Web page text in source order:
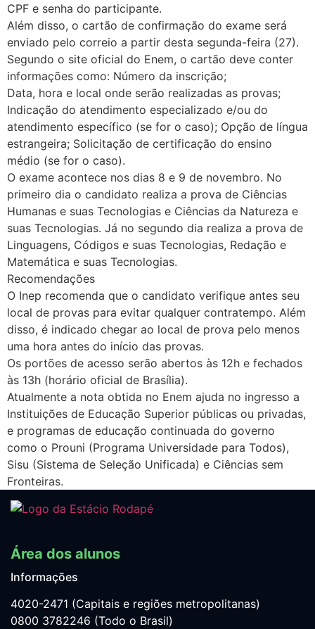
CPF e senha do participante.
Além disso, o cartão de confirmação do exame será
enviado pelo correio a partir desta segunda-feira (27).
Segundo o site oficial do Enem, o cartão deve conter
informações como: Número da inscrição;
Data, hora e local onde serão realizadas as provas;
Indicação do atendimento especializado e/ou do
atendimento específico (se for o caso); Opção de língua
estrangeira; Solicitação de certificação do ensino
médio (se for o caso).
O exame acontece nos dias 8 e 9 de novembro. No
primeiro dia o candidato realiza a prova de Ciências
Humanas e suas Tecnologias e Ciências da Natureza e
suas Tecnologias. Já no segundo dia realiza a prova de
Linguagens, Códigos e suas Tecnologias, Redação e
Matemática e suas Tecnologias.
Recomendações
O Inep recomenda que o candidato verifique antes seu
local de provas para evitar qualquer contratempo. Além
disso, é indicado chegar ao local de prova pelo menos
uma hora antes do início das provas.
Os portões de acesso serão abertos às 12h e fechados
às 13h (horário oficial de Brasília).
Atualmente a nota obtida no Enem ajuda no ingresso a
Instituições de Educação Superior públicas ou privadas,
e programas de educação continuada do governo
como o Prouni (Programa Universidade para Todos),
Sisu (Sistema de Seleção Unificada) e Ciências sem
Fronteiras.
Área dos alunos
Informações
4020-2471 (Capitais e regiões metropolitanas)
0800 3782246 (Todo o Brasil)